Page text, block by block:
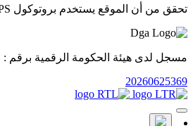
تحقق من أن الموقع يستخدم بروتوكول HTTPS
مسجل لدى هيئة الحكومة الرقمية برقم :
20260625369